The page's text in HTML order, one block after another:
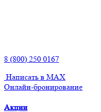
8 (800) 250 0167
Написать в MAX
Онлайн-бронирование
Акции